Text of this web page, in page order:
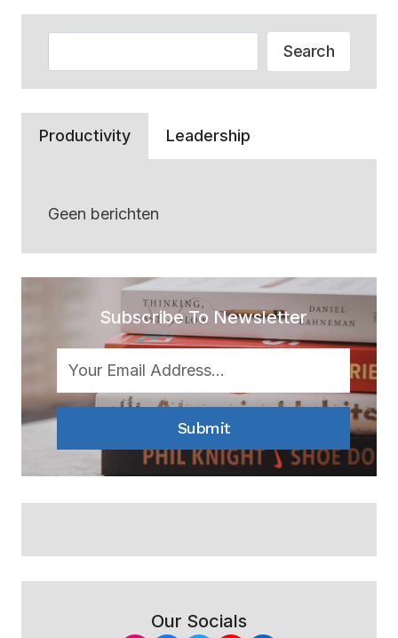
Search
Productivity Leadership
Geen berichten
Subscribe To Newsletter
Submit
Our Socials